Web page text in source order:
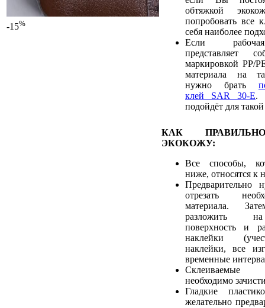
-15%
обтяжкой
попробовать все
себя наиболее
Если
представляет
маркировкой PP/
материала на
нужно брать
клей SAR 30-E.
подойдёт для
КАК
ЭКОКОЖУ:
Все способы,
ниже, относятся к
Предварительно
отрезать
материала.
разложить
поверхность и
наклейки
наклейки, все
временные
необходимо
Гладкие
желательно